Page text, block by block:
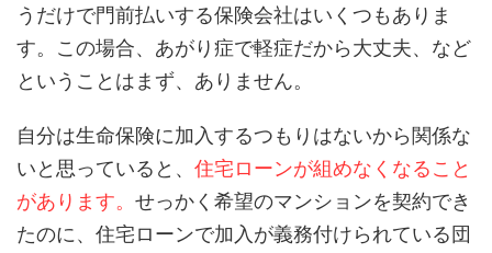
うだけで門前払いする保険会社はいくつもありま
す。この場合、あがり症で軽症だから大丈夫、など
ということはまず、ありません。
自分は生命保険に加入するつもりはないから関係な
いと思っていると、 住宅ローンが組めなくなること
があります。 せっかく希望のマンションを契約でき
たのに、住宅ローンで加入が義務付けられている団